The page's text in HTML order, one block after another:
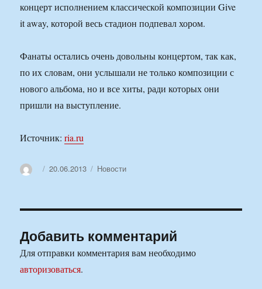
концерт исполнением классической композиции Give
it away, которой весь стадион подпевал хором.
Фанаты остались очень довольны концертом, так как,
по их словам, они услышали не только композиции с
нового альбома, но и все хиты, ради которых они
пришли на выступление.
Источник:ria.ru
АвторОпубликовано
20.06.2013 Рубрики
Новости
Добавить комментарий
Для отправки комментария вам необходимо
авторизоваться.